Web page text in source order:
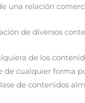
una relación
de diversos
de los
de cualquier
de contenidos